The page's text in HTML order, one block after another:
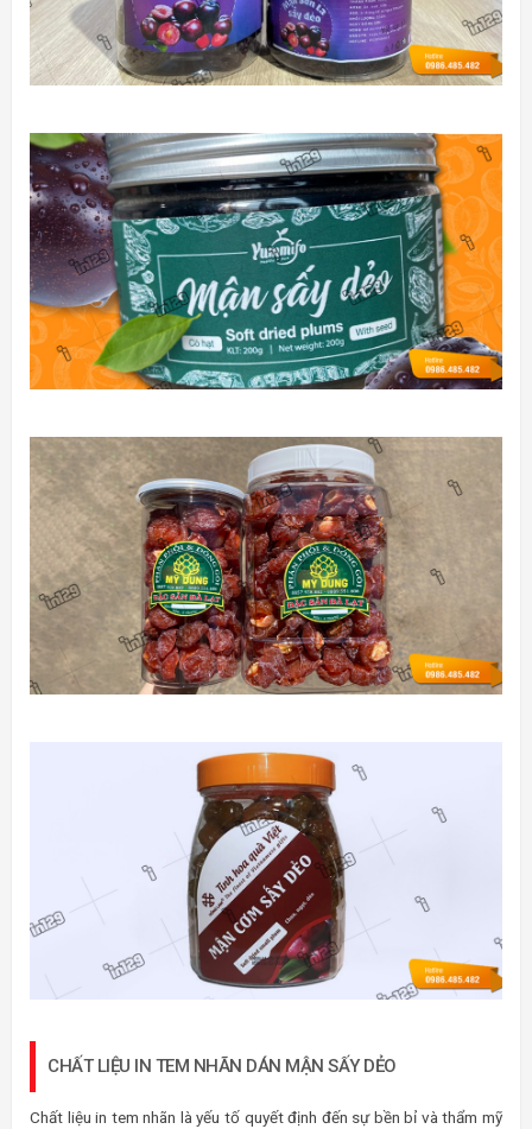
CHẤT LIỆU IN TEM NHÃN DÁN MẬN SẤY DẺO
Chất liệu in tem nhãn là yếu tố quyết định đến sự bền bỉ và thẩm mỹ